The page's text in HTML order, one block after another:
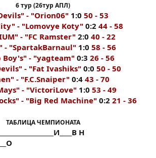
6 тур (26тур АПЛ)
- "Orion06" 1:0 50 - 53
- "Lomovye Koty" 0:2 44 - 58
- "FC Ramster" 2:0 40 - 22
- "SpartakBarnaul" 1:0 58 - 56
Boy's" - "yagteam" 0:3 26 - 56
- "Fat Ivashiks" 0:0 50 - 50
- "F.C.Snaiper" 0:4 43 - 70
- "VictoriLove" 1:0 53 - 49
- "Big Red Machine" 0:2 21 - 36
ТАБЛИЦА ЧЕМПИОНАТА
Н